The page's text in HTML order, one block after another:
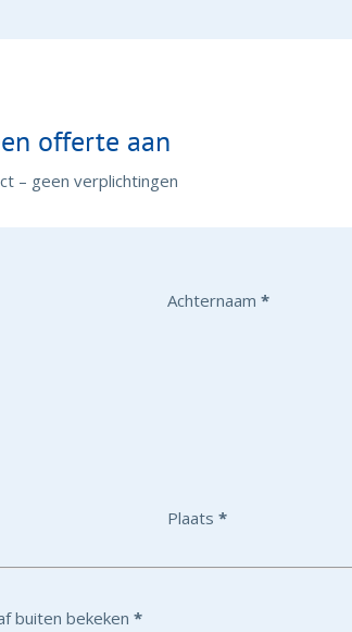
offerte aan
– geen verplichtingen
Achternaam *
Plaats *
buiten bekeken *